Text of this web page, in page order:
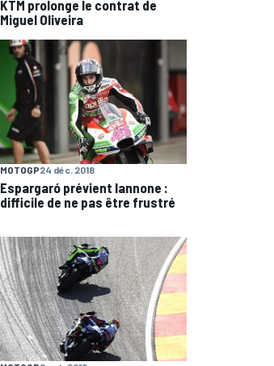
KTM prolonge le contrat de
Miguel Oliveira
MOTOGP24 déc. 2018
Espargaró prévient Iannone :
difficile de ne pas être frustré